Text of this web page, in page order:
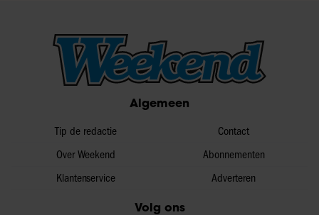
Algemeen
Tip de redactie
Over Weekend
Klantenservice
Contact
Abonnementen
Adverteren
Volg ons